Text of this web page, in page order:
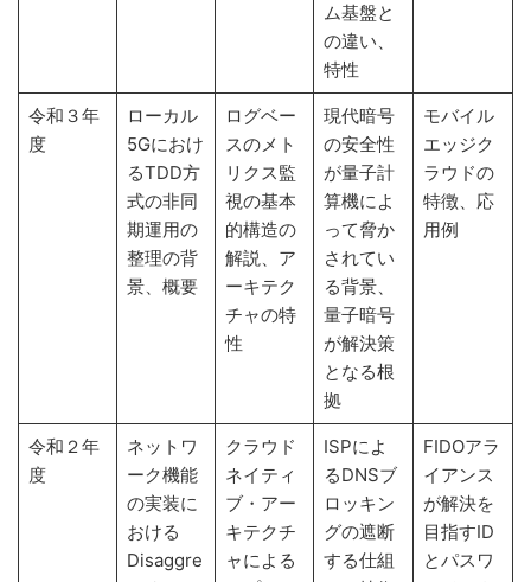
ム基盤と
の違い、
特性
令和３年
度
ローカル
5Gにおけ
るTDD方
式の非同
期運用の
整理の背
景、概要
ログベー
スのメト
リクス監
視の基本
的構造の
解説、ア
ーキテク
チャの特
性
現代暗号
の安全性
が量子計
算機によ
って脅か
されてい
る背景、
量子暗号
が解決策
となる根
拠
モバイル
エッジク
ラウドの
特徴、応
用例
令和２年
度
ネットワ
ーク機能
の実装に
おける
Disaggre
クラウド
ネイティ
ブ・アー
キテクチ
ャによる
ISPによ
るDNSブ
ロッキン
グの遮断
する仕組
FIDOアラ
イアンス
が解決を
目指すID
とパスワ